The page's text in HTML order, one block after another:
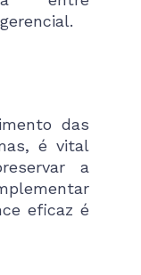
das
é vital
a
eficaz é